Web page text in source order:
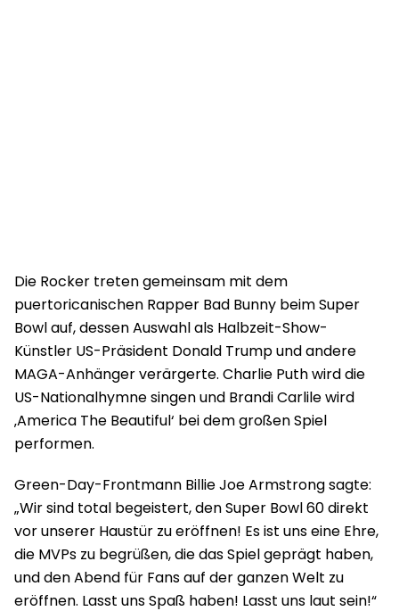
Die Rocker treten gemeinsam mit dem
puertoricanischen Rapper Bad Bunny beim Super
Bowl auf, dessen Auswahl als Halbzeit-Show-
Künstler US-Präsident Donald Trump und andere
MAGA-Anhänger verärgerte. Charlie Puth wird die
US-Nationalhymne singen und Brandi Carlile wird
‚America The Beautiful‘ bei dem großen Spiel
performen.
Green-Day-Frontmann Billie Joe Armstrong sagte:
„Wir sind total begeistert, den Super Bowl 60 direkt
vor unserer Haustür zu eröffnen! Es ist uns eine Ehre,
die MVPs zu begrüßen, die das Spiel geprägt haben,
und den Abend für Fans auf der ganzen Welt zu
eröffnen. Lasst uns Spaß haben! Lasst uns laut sein!“